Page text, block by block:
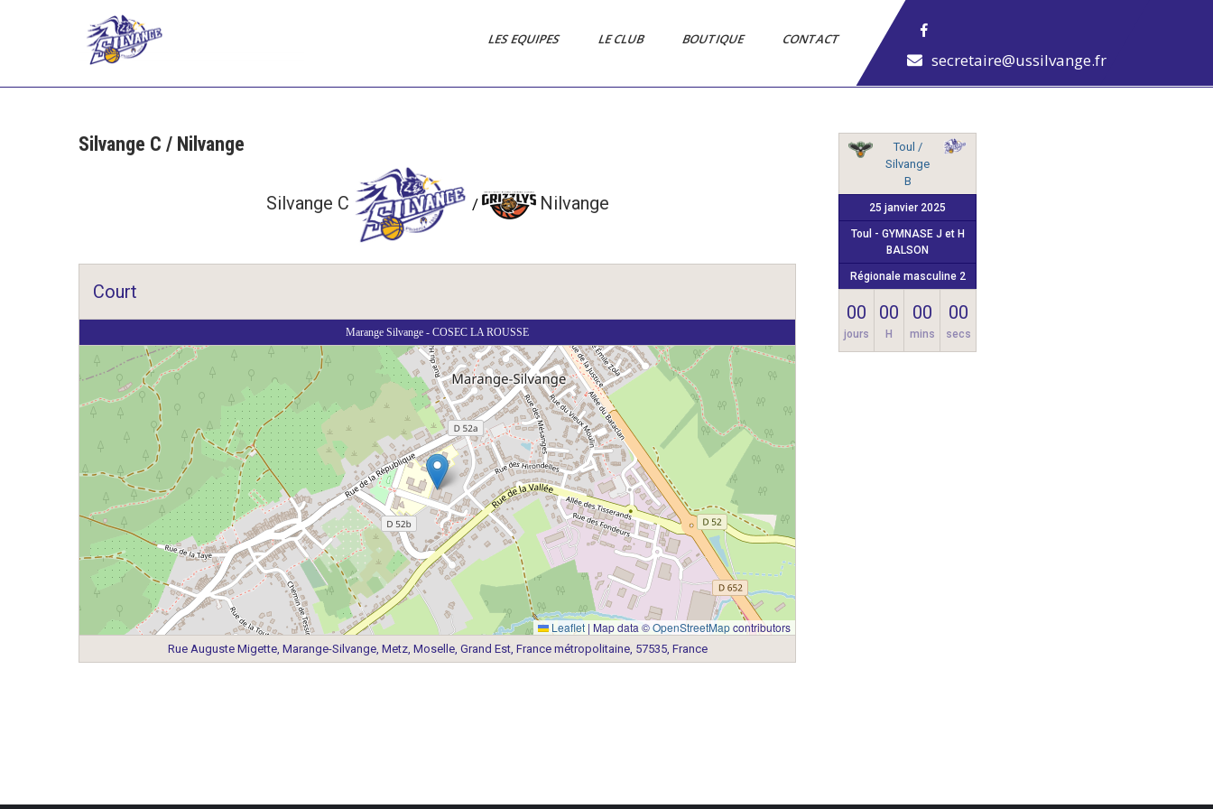
US Silvange
Club de basket
secretaire@ussilvange.fr
LES EQUIPES LE CLUB BOUTIQUE CONTACT
Silvange C / Nilvange
Silvange C / Nilvange
Court
Marange Silvange - COSEC LA ROUSSE
Leaflet | Map data ©OpenStreetMapcontributors
Rue Auguste Migette, Marange-Silvange, Metz, Moselle, Grand Est, France métropolitaine, 57535, France
Toul /
Silvange
B
25 janvier 2025
Toul - GYMNASE J et H
BALSON
Régionale masculine 2
00
jours
00
H
00
mins
00
secs